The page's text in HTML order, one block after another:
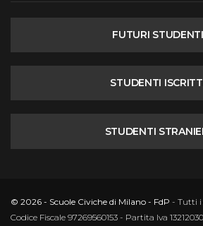
FUTURI STUDENTI
STUDENTI
STUDENTI
© 2026 - Scuole Civiche di Milano - FdP - Tutti
Codice Fiscale 97269560153 - Partita Iva